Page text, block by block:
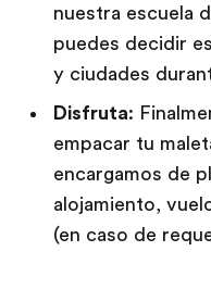
nuestra escuela
puedes decidir
y ciudades
Disfruta:
empacar tu
encargamos de
alojamiento,
(en caso de